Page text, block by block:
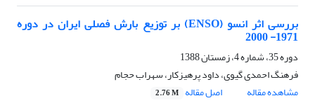
بررسی اثر انسو (ENSO) بر توزیع بارش فصلی ایران در دوره
1971- 2000
دوره 35، شماره 4، زمستان 1388
فرهنگ احمدی گیوی، داود پرهیزکار، سهراب حجام
مشاهده مقاله
اصل مقاله 2.76 M